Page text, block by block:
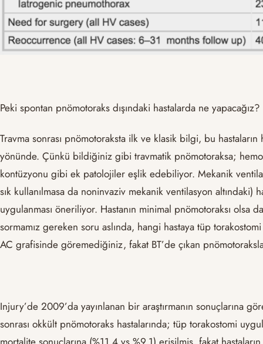
Peki spontan pnömotoraks dışındaki hastalarda ne yapacağız?
Travma sonrası pnömotoraksta ilk ve klasik bilgi, bu
yönünde. Çünkü bildiğiniz gibi travmatik pnömotoraksa;
kontüzyonu gibi ek patolojiler eşlik edebiliyor. Mekanik
sık kullanılmasa da noninvaziv mekanik ventilasyon
uygulanması öneriliyor. Hastanın minimal pnömotoraksı olsa
sormamız gereken soru aslında, hangi hastaya tüp
AC grafisinde göremediğiniz, fakat BT’de çıkan
Injury’de 2009’da yayınlanan bir araştırmanın sonuçlarına
sonrası okkült pnömotoraks hastalarında; tüp torakostomi